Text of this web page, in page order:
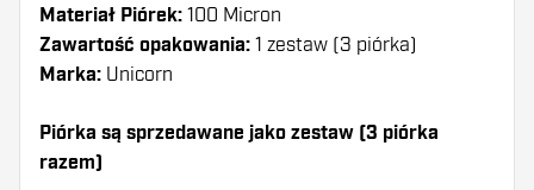
Materiał Piórek: 100 Micron
Zawartość opakowania: 1 zestaw (3 piórka)
Marka: Unicorn
Piórka są sprzedawane jako zestaw (3 piórka
razem)